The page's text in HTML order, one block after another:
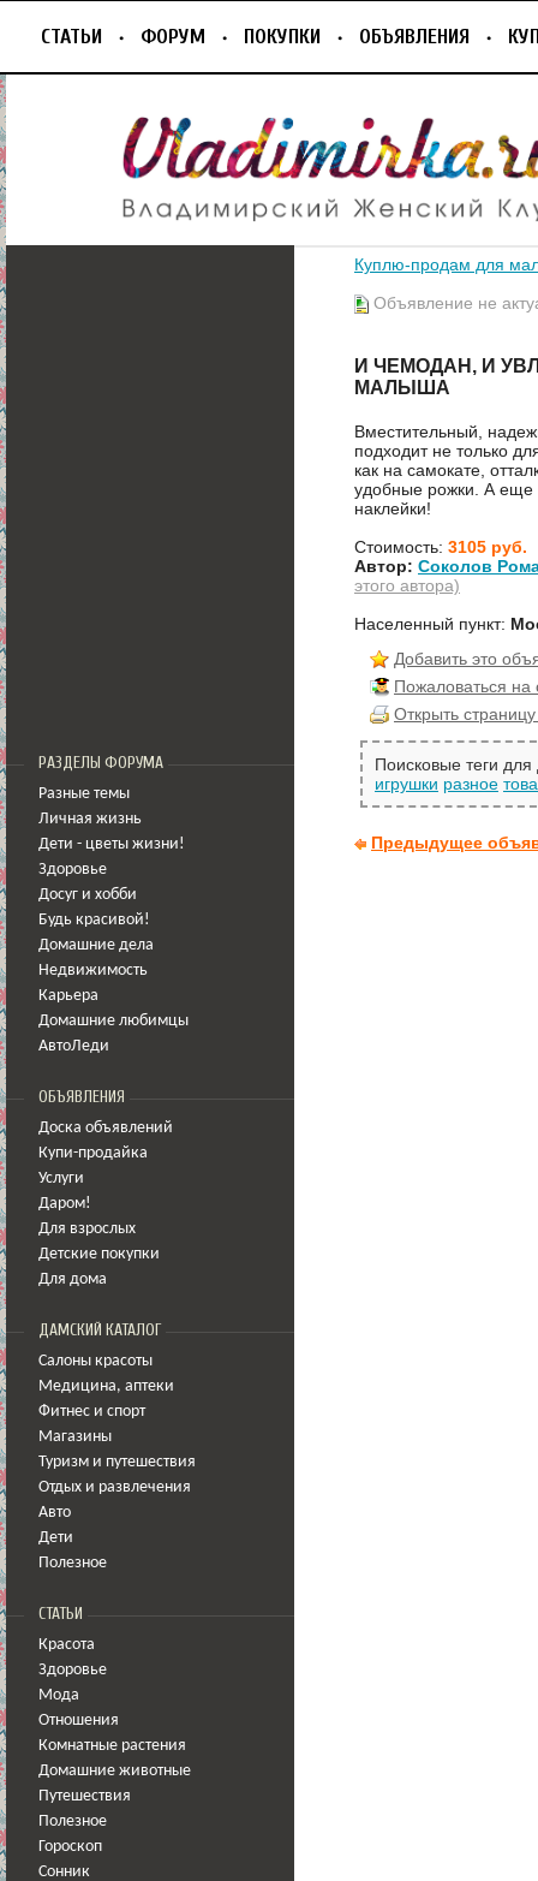
СТАТЬИ ФОРУМ ПОКУПКИ ОБЪЯВЛЕНИЯ
РАЗДЕЛЫ ФОРУМА
Разные темы
Личная жизнь
Дети - цветы жизни!
Здоровье
Досуг и хобби
Будь красивой!
Домашние дела
Недвижимость
Карьера
Домашние любимцы
АвтоЛеди
ОБЪЯВЛЕНИЯ
Доска объявлений
Купи-продайка
Услуги
Даром!
Для взрослых
Детские покупки
Для дома
ДАМСКИЙ КАТАЛОГ
Салоны красоты
Медицина, аптеки
Фитнес и спорт
Магазины
Туризм и путешествия
Отдых и развлечения
Авто
Дети
Полезное
СТАТЬИ
Красота
Здоровье
Мода
Отношения
Комнатные растения
Домашние животные
Путешествия
Полезное
Гороскоп
Сонник
Куплю-продам для
Объявление не
И ЧЕМОДАН, И
МАЛЫША
Вместительный,
подходит не только
как на самокате,
удобные рожки. А еще
наклейки!
Стоимость: 3105 руб.
Автор: Соколов
этого автора)
Населенный пункт:
Добавить это
Пожаловаться
Открыть
Поисковые теги
игрушки разное
Предыдущее